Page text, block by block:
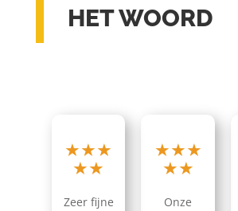
HET WOORD
★★★
★★
Zeer fijne
★★★
★★
Onze